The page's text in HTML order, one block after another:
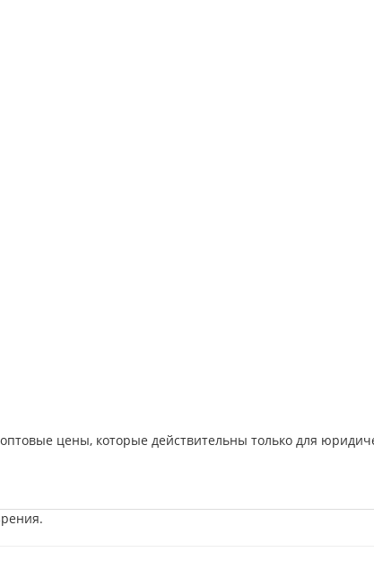
цены, которые действительны только для